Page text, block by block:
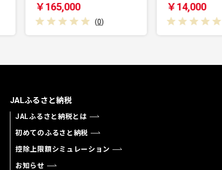
￥14,000 ￥
JALふるさと納税
JALふるさと納税とは
初めてのふるさと納税
控除上限額シミュレーション
お知らせ